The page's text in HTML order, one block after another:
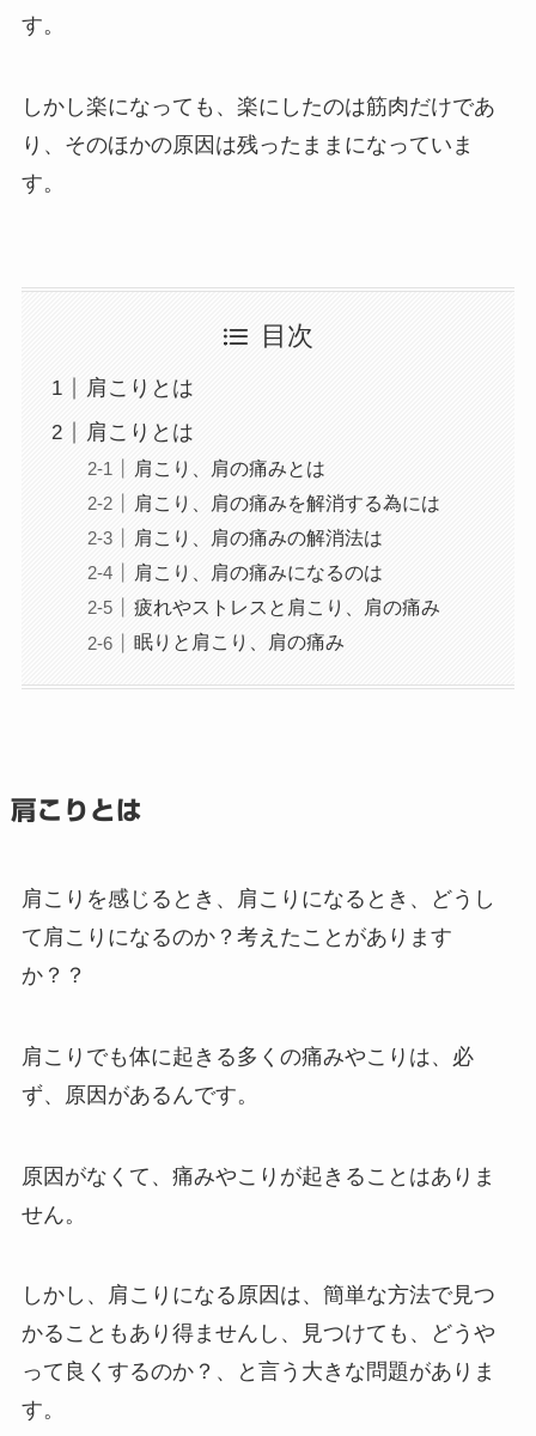
す。
しかし楽になっても、楽にしたのは筋肉だけであ
り、そのほかの原因は残ったままになっていま
す。
目次
肩こりとは
肩こりとは
肩こり、肩の痛みとは
肩こり、肩の痛みを解消する為には
肩こり、肩の痛みの解消法は
肩こり、肩の痛みになるのは
疲れやストレスと肩こり、肩の痛み
眠りと肩こり、肩の痛み
肩こりとは
肩こりを感じるとき、肩こりになるとき、どうし
て肩こりになるのか？考えたことがあります
か？？
肩こりでも体に起きる多くの痛みやこりは、必
ず、原因があるんです。
原因がなくて、痛みやこりが起きることはありま
せん。
しかし、肩こりになる原因は、簡単な方法で見つ
かることもあり得ませんし、見つけても、どうや
って良くするのか？、と言う大きな問題がありま
す。